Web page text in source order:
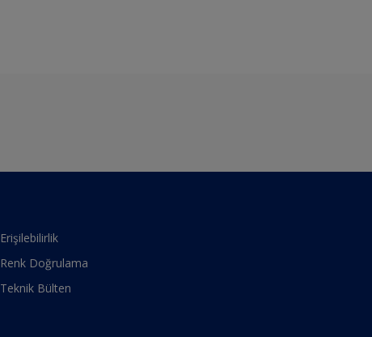
Erişilebilirlik
Renk Doğrulama
Teknik Bülten